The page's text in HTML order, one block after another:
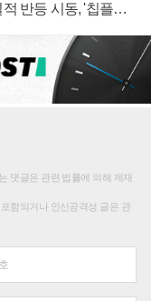
반등 시동, '칩플레
댓글은 관련 법률에 의해 제재
함되거나 인신공격성 글은 관